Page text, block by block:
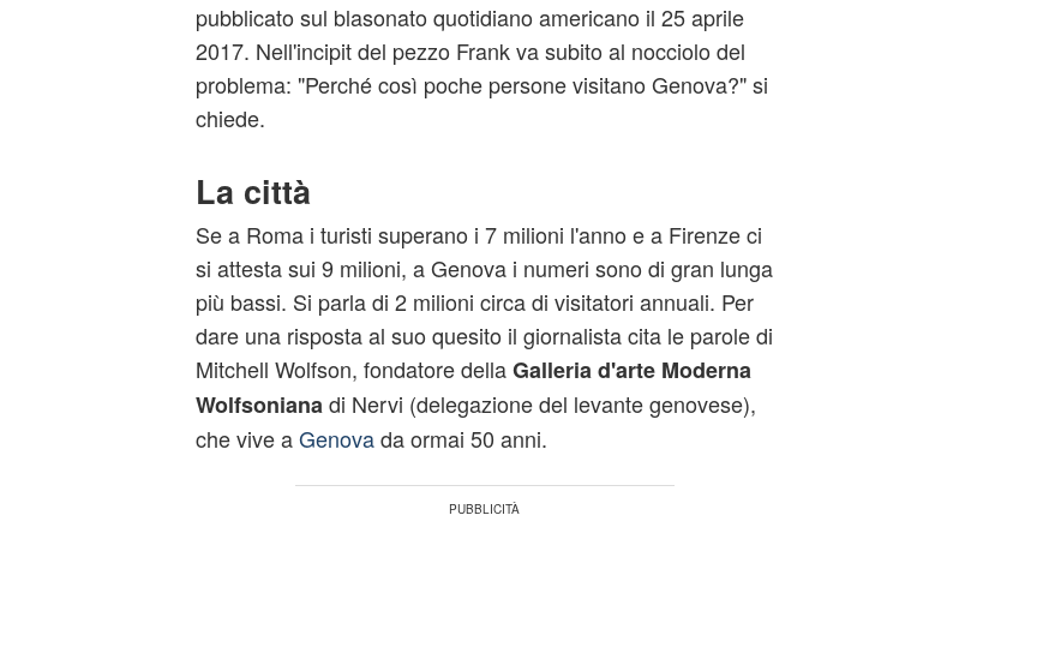
pubblicato sul blasonato quotidiano americano il 25 aprile
2017. Nell'incipit del pezzo Frank va subito al nocciolo del
problema: "Perché così poche persone visitano Genova?" si
chiede.
La città
Se a Roma i turisti superano i 7 milioni l'anno e a Firenze ci
si attesta sui 9 milioni, a Genova i numeri sono di gran lunga
più bassi. Si parla di 2 milioni circa di visitatori annuali. Per
dare una risposta al suo quesito il giornalista cita le parole di
Mitchell Wolfson, fondatore dellaGalleria d'arte Moderna
Wolfsonianadi Nervi (delegazione del levante genovese),
che vive aGenovada ormai 50 anni.